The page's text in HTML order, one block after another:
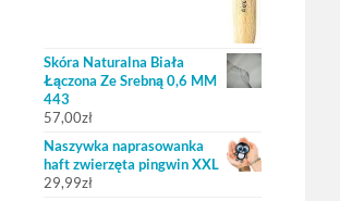
Skóra Naturalna Biała
Łączona Ze Srebną 0,6 MM
443
57,00zł
Naszywka naprasowanka
haft zwierzęta pingwin XXL
29,99zł